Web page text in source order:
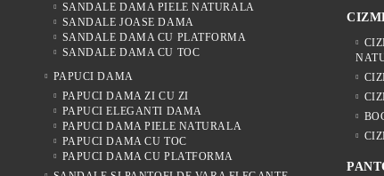
SANDALE DAMA PIELE NATURALA
SANDALE JOASE DAMA
SANDALE DAMA CU PLATFORMA
SANDALE DAMA CU TOC
PAPUCI DAMA
PAPUCI DAMA ZI CU ZI
PAPUCI ELEGANTI DAMA
PAPUCI DAMA PIELE NATURALA
PAPUCI DAMA CU TOC
PAPUCI DAMA CU PLATFORMA